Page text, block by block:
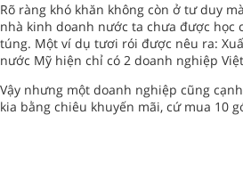
Rõ ràng khó khăn không còn ở tư duy
nhà kinh doanh nước ta chưa được học
túng. Một ví dụ tươi rói được nêu ra:
nước Mỹ hiện chỉ có 2 doanh nghiệp
Vậy nhưng một doanh nghiệp cũng
kia bằng chiêu khuyến mãi, cứ mua 10